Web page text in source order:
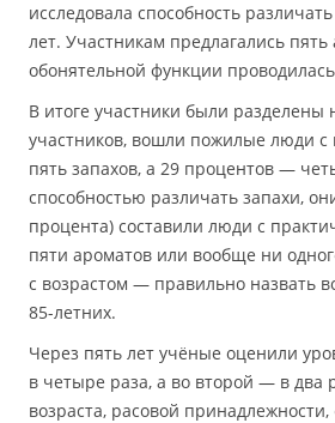
исследовала способность
лет. Участникам предлагались
обонятельной функции
В итоге участники были
участников, вошли пожилые люди
пять запахов, а 29 процентов —
способностью различать запахи,
процента) составили люди с
пяти ароматов или вообще ни
с возрастом — правильно назвать
85-летних.
Через пять лет учёные оценили
в четыре раза, а во второй — в
возраста, расовой